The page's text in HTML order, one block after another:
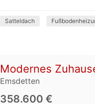
Satteldach
Modernes
Emsdetten
358.600 €